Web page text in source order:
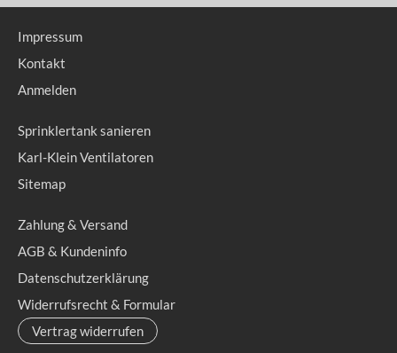
Impressum
Kontakt
Anmelden
Sprinklertank sanieren
Karl-Klein Ventilatoren
Sitemap
Zahlung & Versand
AGB & Kundeninfo
Datenschutzerklärung
Widerrufsrecht & Formular
Vertrag widerrufen